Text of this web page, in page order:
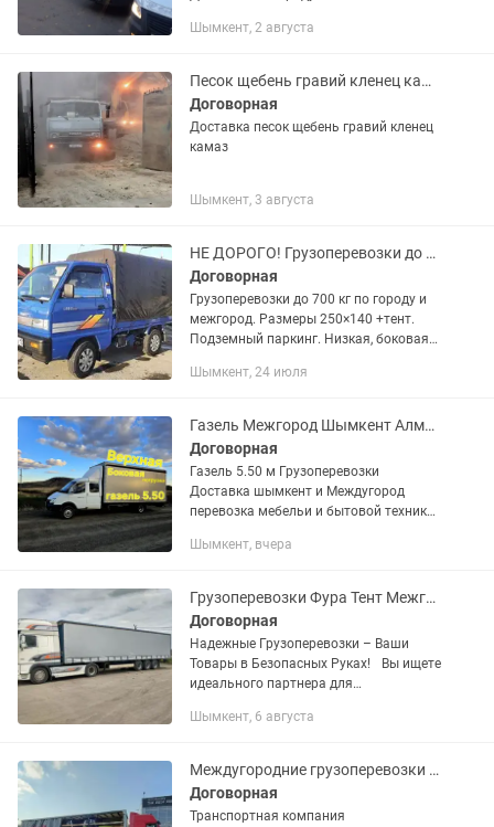
Шымкент, 2 августа
Песок щебень гравий кленец камаз
Договорная
Доставка песок щебень гравий кленец
камаз
Шымкент, 3 августа
НЕ ДОРОГО! Грузоперевозки до 700кг
Договорная
Грузоперевозки до 700 кг по городу и
межгород. Размеры 250×140 +тент.
Подземный паркинг. Низкая, боковая
Аккуратный, Вместительный. Любой
Шымкент, 24 июля
Газель Межгород Шымкент Алматы Доставка Грузоперевозки
Договорная
Газель 5.50 м Грузоперевозки
Доставка шымкент и Междугород
перевозка мебельи и бытовой техники
Упаковщик
Шымкент, вчера
Грузоперевозки Фура Тент Межгород и по городу Длинамер
Договорная
Надежные Грузоперевозки – Ваши
Товары в Безопасных Руках! Вы ищете
идеального партнера для
надежный путь к успешной доставке!
Шымкент, 6 августа
Междугородние грузоперевозки Фура трал газели 5-10 тонник газели контейнера
Договорная
Транспортная компания